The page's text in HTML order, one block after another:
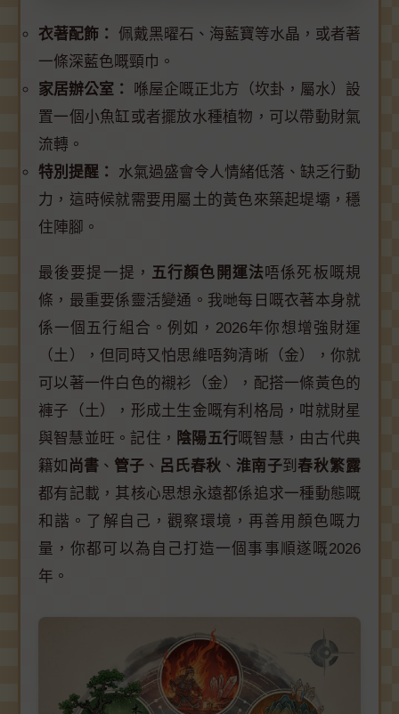
衣著配飾：
佩戴黑曜石、海藍寶等水晶，或者著
一條深藍色嘅頸巾。
家居辦公室：
喺屋企嘅正北方（坎卦，屬水）設
置一個小魚缸或者擺放水種植物，可以帶動財氣
流轉。
特別提醒：
水氣過盛會令人情緒低落、缺乏行動
力，這時候就需要用屬土的黃色來築起堤壩，穩
住陣腳。
最後要提一提， 五行顏色開運法唔係死板嘅規
條，最重要係靈活變通。我哋每日嘅衣著本身就
係一個五行組合。例如，2026年你想增強財運
（土），但同時又怕思維唔夠清晰（金），你就
可以著一件白色的襯衫（金），配搭一條黃色的
褲子（土），形成土生金嘅有利格局，咁就財星
與智慧並旺。記住， 陰陽五行嘅智慧，由古代典
籍如 尚書 、 管子 、 呂氏春秋 、 淮南子到 春秋繁露
都有記載，其核心思想永遠都係追求一種動態嘅
和諧。了解自己，觀察環境，再善用顏色嘅力
量，你都可以為自己打造一個事事順遂嘅2026
年。